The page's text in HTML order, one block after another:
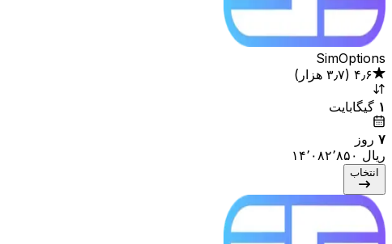
SimOptions
۴٫۶ (۳٫۷ هزار
)
۱ گیگابایت
۷ روز
انتخاب